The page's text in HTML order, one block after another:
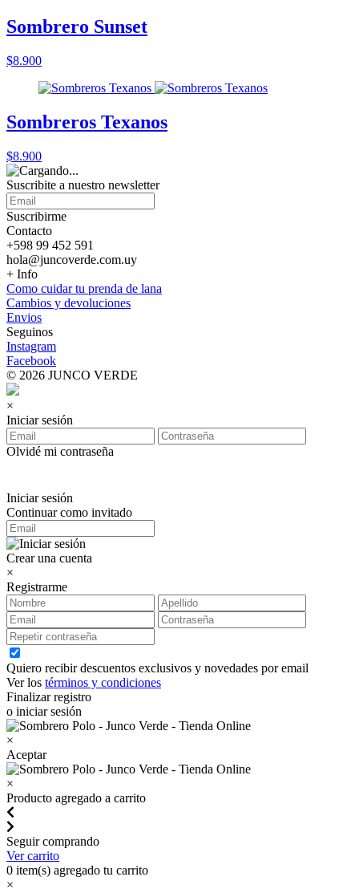
Sombrero Sunset
$8.900
Sombreros Texanos
$8.900
Suscribite a nuestro newsletter
Suscribirme
Contacto
+598 99 452 591
hola@juncoverde.com.uy
+ Info
Como cuidar tu prenda de lana
Cambios y devoluciones
Envios
Seguinos
Instagram
Facebook
© 2026 JUNCO VERDE
×
Iniciar sesión
Olvidé mi contraseña
Iniciar sesión
Continuar como invitado
Crear una cuenta
×
Registrarme
Quiero recibir descuentos exclusivos y novedades por email
Ver los términos y condiciones
Finalizar registro
o iniciar sesión
×
Aceptar
×
Producto agregado a carrito
Seguir comprando
Ver carrito
0 item(s) agregado tu carrito
×